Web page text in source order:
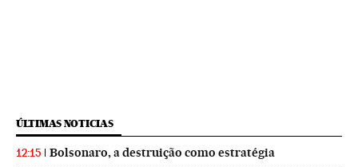
ÚLTIMAS NOTICIAS
12:15 Bolsonaro, a destruição como estratégia